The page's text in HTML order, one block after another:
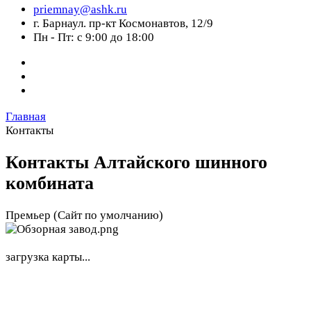
priemnay@ashk.ru
г. Барнаул. пр-кт Космонавтов, 12/9
Пн - Пт: с 9:00 до 18:00
Главная
Контакты
Контакты Алтайского шинного
комбината
Премьер (Сайт по умолчанию)
загрузка карты...